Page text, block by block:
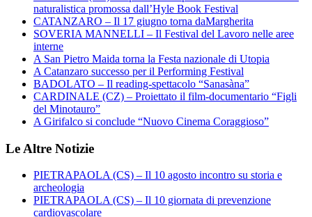
naturalistica promossa dall’Hyle Book Festival
CATANZARO – Il 17 giugno torna daMargherita
SOVERIA MANNELLI – Il Festival del Lavoro nelle aree
interne
A San Pietro Maida torna la Festa nazionale di Utopia
A Catanzaro successo per il Performing Festival
BADOLATO – Il reading-spettacolo “Sanasàna”
CARDINALE (CZ) – Proiettato il film-documentario “Figli
del Minotauro”
A Girifalco si conclude “Nuovo Cinema Coraggioso”
Le Altre Notizie
PIETRAPAOLA (CS) – Il 10 agosto incontro su storia e
archeologia
PIETRAPAOLA (CS) – Il 10 giornata di prevenzione
cardiovascolare